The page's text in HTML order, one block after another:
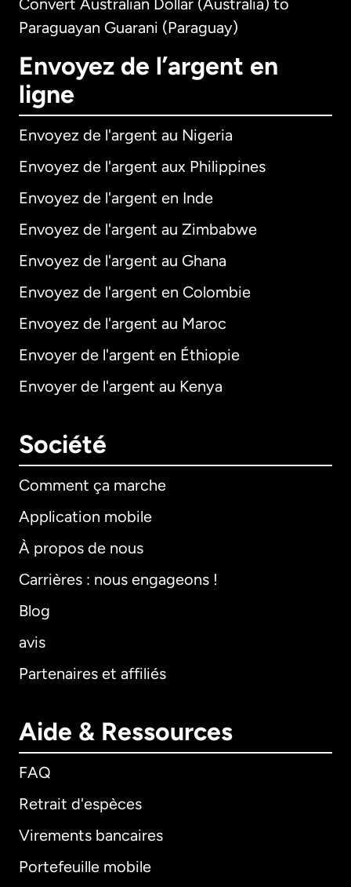
Convert Australian Dollar (Australia) to
Paraguayan Guarani (Paraguay)
Envoyez de l’argent en
ligne
Envoyez de l'argent au Nigeria
Envoyez de l'argent aux Philippines
Envoyez de l'argent en Inde
Envoyez de l'argent au Zimbabwe
Envoyez de l'argent au Ghana
Envoyez de l'argent en Colombie
Envoyez de l'argent au Maroc
Envoyer de l'argent en Éthiopie
Envoyer de l'argent au Kenya
Société
Comment ça marche
Application mobile
À propos de nous
Carrières : nous engageons !
Blog
avis
Partenaires et affiliés
Aide & Ressources
FAQ
Retrait d'espèces
Virements bancaires
Portefeuille mobile